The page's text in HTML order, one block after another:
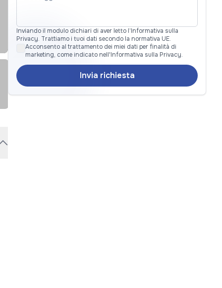
Inviando il modulo dichiari di aver letto l’Informativa sulla
Privacy. Trattiamo i tuoi dati secondo la normativa UE.
Acconsento al trattamento dei miei dati per finalità di
marketing, come indicato nell'Informativa sulla Privacy.
Invia richiesta